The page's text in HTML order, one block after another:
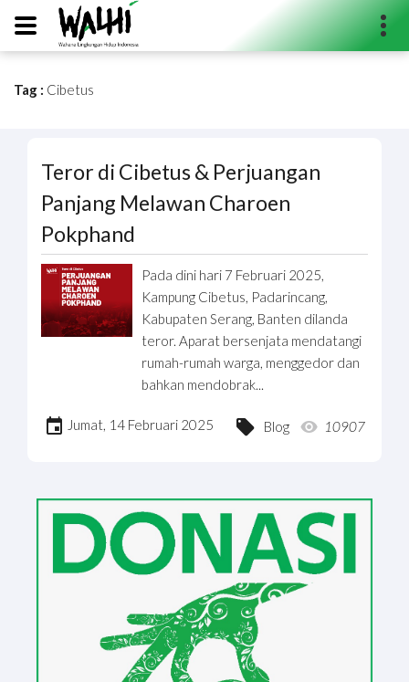
Tag : Cibetus
Teror di Cibetus & Perjuangan
Panjang Melawan Charoen
Pokphand
Pada dini hari 7 Februari 2025,
Kampung Cibetus, Padarincang,
Kabupaten Serang, Banten dilanda
teror. Aparat bersenjata mendatangi
rumah-rumah warga, menggedor dan
bahkan mendobrak...
Jumat, 14 Februari 2025 Blog 10907